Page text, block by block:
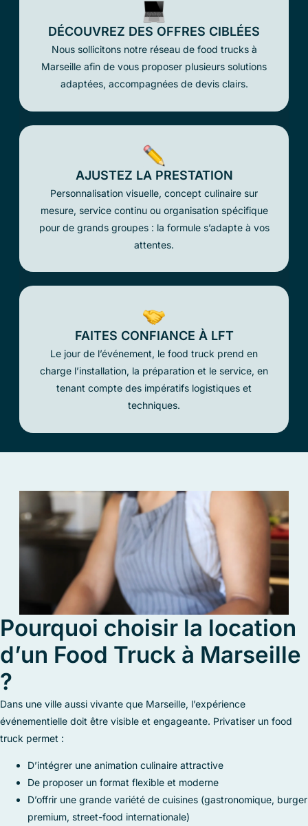
DÉCOUVREZ DES OFFRES CIBLÉES
Nous sollicitons notre réseau de food trucks à
Marseille afin de vous proposer plusieurs solutions
adaptées, accompagnées de devis clairs.
AJUSTEZ LA PRESTATION
Personnalisation visuelle, concept culinaire sur
mesure, service continu ou organisation spécifique
pour de grands groupes : la formule s’adapte à vos
attentes.
FAITES CONFIANCE À LFT
Le jour de l’événement, le food truck prend en
charge l’installation, la préparation et le service, en
tenant compte des impératifs logistiques et
techniques.
Pourquoi choisir la location
d’un Food Truck à Marseille
?
Dans une ville aussi vivante que Marseille, l’expérience
événementielle doit être visible et engageante. Privatiser un food
truck permet :
D’intégrer une animation culinaire attractive
De proposer un format flexible et moderne
D’offrir une grande variété de cuisines (gastronomique, burger
premium, street-food internationale)